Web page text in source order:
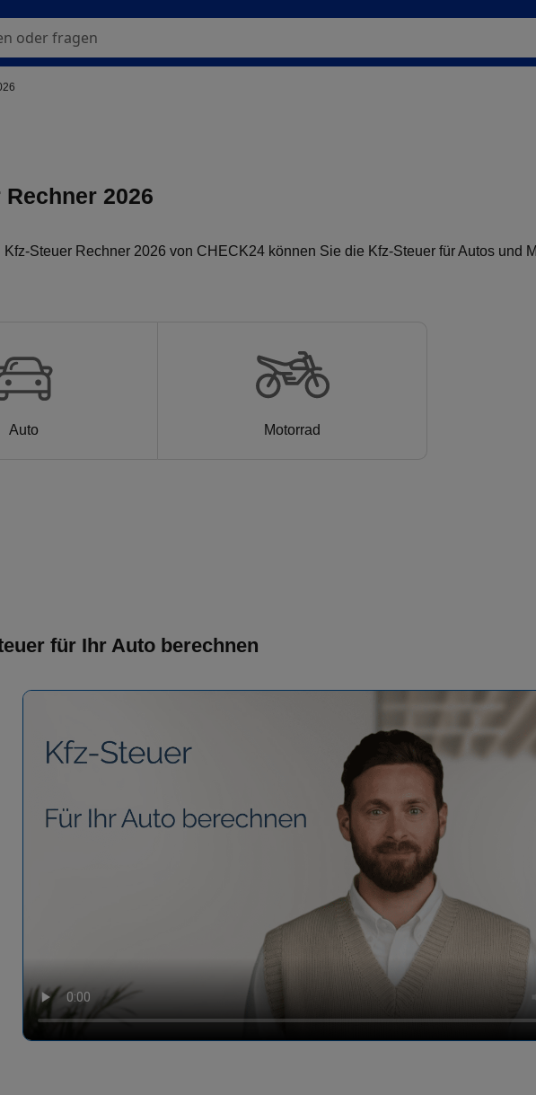
oder fragen
2026
Kfz-Steuer Rechner 2026 von CHECK24 können Sie die Kfz-Steuer für Autos und
Auto Motorrad
für Ihr Auto berechnen